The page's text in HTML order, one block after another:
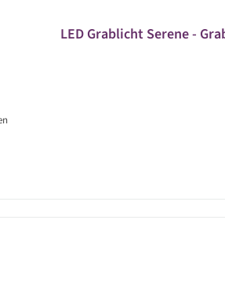
LED Grablicht Serene -